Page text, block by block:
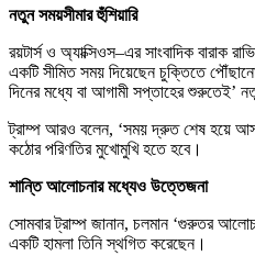
নতুন সময়সীমার হুঁশিয়ারি
রয়টার্স ও অ্যাক্সিওস–এর সাংবাদিক বারাক
একটি সীমিত সময় দিয়েছেন চুক্তিতে
দিনের মধ্যে বা আগামী সপ্তাহের শুরুতেই’
ট্রাম্প আরও বলেন, ‘সময় দ্রুত শেষ হয়ে
কঠোর পরিণতির মুখোমুখি হতে হবে।
শান্তি আলোচনার মধ্যেও উত্তেজনা
সোমবার ট্রাম্প জানান, চলমান ‘গুরুতর
একটি হামলা তিনি স্থগিত করেছেন।